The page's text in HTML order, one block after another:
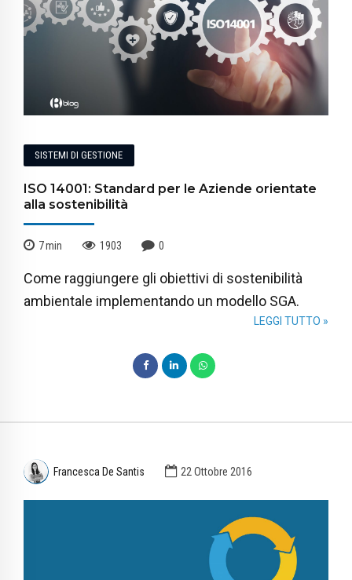
SISTEMI DI GESTIONE
ISO 14001: Standard per le Aziende orientate
alla sostenibilità
7min 1903 0
Come raggiungere gli obiettivi di sostenibilità
ambientale implementando un modello SGA.
LEGGI TUTTO »
Francesca De Santis 22 Ottobre 2016